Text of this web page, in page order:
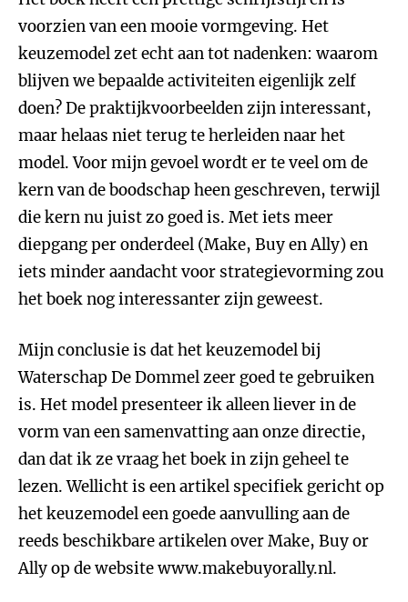
voorzien van een mooie vormgeving. Het
keuzemodel zet echt aan tot nadenken: waarom
blijven we bepaalde activiteiten eigenlijk zelf
doen? De praktijkvoorbeelden zijn interessant,
maar helaas niet terug te herleiden naar het
model. Voor mijn gevoel wordt er te veel om de
kern van de boodschap heen geschreven, terwijl
die kern nu juist zo goed is. Met iets meer
diepgang per onderdeel (Make, Buy en Ally) en
iets minder aandacht voor strategievorming zou
het boek nog interessanter zijn geweest.
Mijn conclusie is dat het keuzemodel bij
Waterschap De Dommel zeer goed te gebruiken
is. Het model presenteer ik alleen liever in de
vorm van een samenvatting aan onze directie,
dan dat ik ze vraag het boek in zijn geheel te
lezen. Wellicht is een artikel specifiek gericht op
het keuzemodel een goede aanvulling aan de
reeds beschikbare artikelen over Make, Buy or
Ally op de website www.makebuyorally.nl.